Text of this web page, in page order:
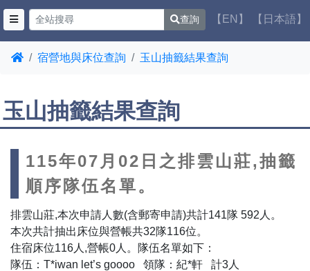
查詢 【EN】 【日本語】
宿營地與床位查詢 玉山抽籤結果查詢
玉山抽籤結果查詢
115年07月02日之排雲山莊,抽籤
順序隊伍名單。
排雲山莊,本次申請人數(含郵寄申請)共計141隊 592人。
本次共計抽出床位與營帳共32隊116位。
住宿床位116人,營帳0人。隊伍名單如下：
隊伍：T*iwan let’s goooo 領隊：紀*軒 計3人